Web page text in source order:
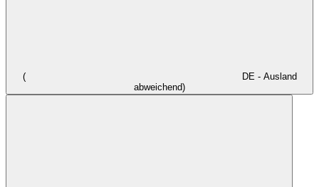
(
DE - Ausland
abweichend)